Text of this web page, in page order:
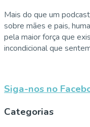
Mais do que um
sobre mães e pais,
pela maior força que
incondicional que
Siga-nos no
Categorias